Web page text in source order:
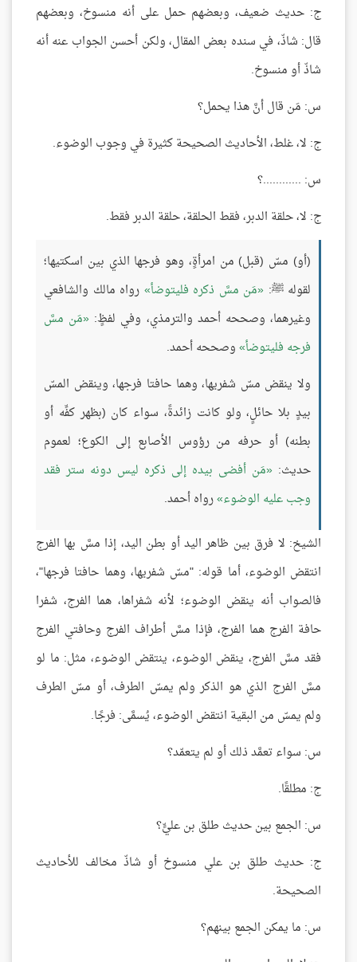
ج: حديث ضعيف، وبعضهم حمل على أنه منسوخ، وبعضهم
قال: شاذّ، في سنده بعض المقال، ولكن أحسن الجواب عنه أنه
شاذّ أو منسوخ.
س: مَن قال أنَّ هذا يحمل؟
ج: لا، غلط، الأحاديث الصحيحة كثيرة في وجوب الوضوء.
س: ............؟
ج: لا، حلقة الدبر، فقط الحلقة، حلقة الدبر فقط.
(أو) مسّ (قبل) من امرأةٍ، وهو فرجها الذي بين اسكتيها؛
لقوله ﷺ: مَن مسَّ ذكره فليتوضأ رواه مالك والشافعي
وغيرهما، وصححه أحمد والترمذي، وفي لفظٍ: مَن مسَّ
فرجه فليتوضأ وصححه أحمد.
ولا ينقض مسّ شفريها، وهما حافتا فرجها، وينقض المسّ
بيدٍ بلا حائلٍ، ولو كانت زائدةً، سواء كان (بظهر كفِّه أو
بطنه) أو حرفه من رؤوس الأصابع إلى الكوع؛ لعموم
حديث:
مَن أفضى بيده إلى ذكره ليس دونه ستر فقد
وجب عليه الوضوء رواه أحمد.
الشيخ: لا فرق بين ظاهر اليد أو بطن اليد، إذا مسَّ بها الفرج
انتقض الوضوء، أما قوله: "مسّ شفريها، وهما حافتا فرجها"،
فالصواب أنه ينقض الوضوء؛ لأنه شفراها، هما الفرج، شفرا
حافة الفرج هما الفرج، فإذا مسَّ أطراف الفرج وحافتي الفرج
فقد مسَّ الفرج، ينقض الوضوء، ينتقض الوضوء، مثل: ما لو
مسَّ الفرج الذي هو الذكر ولم يمسّ الطرف، أو مسّ الطرف
ولم يمسّ من البقية انتقض الوضوء، يُسمَّى: فرجًا.
س: سواء تعمَّد ذلك أو لم يتعمّد؟
ج: مطلقًا.
س: الجمع بين حديث طلق بن عليٍّ؟
ج: حديث طلق بن علي منسوخ أو شاذّ مخالف للأحاديث
الصحيحة.
س: ما يمكن الجمع بينهم؟